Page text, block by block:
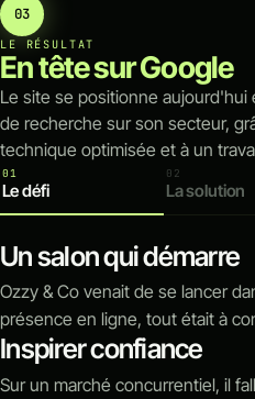
03
LE RÉSULTAT
En tête sur Google
Le site se positionne
de recherche sur son secteur,
technique optimisée et à un
01
Le défi
02
La solution
Un salon qui démarre
Ozzy & Co venait de se lancer
présence en ligne, tout était à
Inspirer confiance
Sur un marché concurrentiel, il